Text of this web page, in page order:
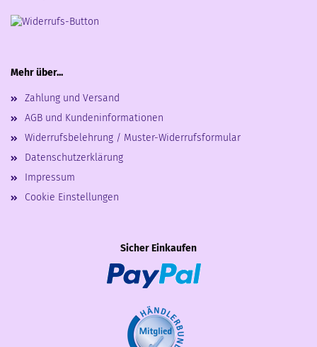
Mehr über...
Zahlung und Versand
AGB und Kundeninformationen
Widerrufsbelehrung / Muster-Widerrufsformular
Datenschutzerklärung
Impressum
Cookie Einstellungen
Sicher Einkaufen